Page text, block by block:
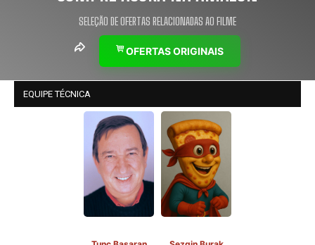
SELEÇÃO DE OFERTAS RELACIONADAS AO FILME
OFERTAS ORIGINAIS
EQUIPE TÉCNICA